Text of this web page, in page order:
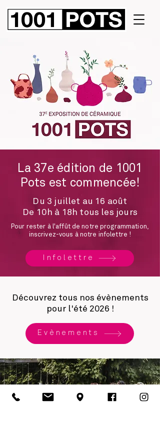
La 37e édition de 1001
Pots est commencée!
Du 3 juillet au 16 août
De 10h à 18h tous les jours
Pour rester à l'affût de notre programmation,
inscrivez-vous à notre infolettre !
Infolettre
Découvrez tous nos évènements
pour l'été 2026 !
Évènements